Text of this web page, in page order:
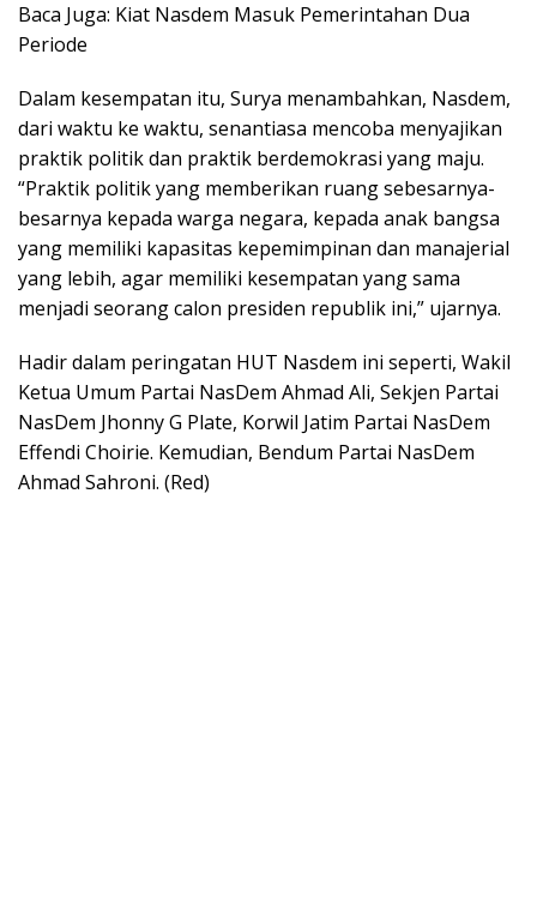
Baca Juga: Kiat Nasdem Masuk Pemerintahan Dua
Periode
Dalam kesempatan itu, Surya menambahkan, Nasdem,
dari waktu ke waktu, senantiasa mencoba menyajikan
praktik politik dan praktik berdemokrasi yang maju.
“Praktik politik yang memberikan ruang sebesarnya-
besarnya kepada warga negara, kepada anak bangsa
yang memiliki kapasitas kepemimpinan dan manajerial
yang lebih, agar memiliki kesempatan yang sama
menjadi seorang calon presiden republik ini,” ujarnya.
Hadir dalam peringatan HUT Nasdem ini seperti, Wakil
Ketua Umum Partai NasDem Ahmad Ali, Sekjen Partai
NasDem Jhonny G Plate, Korwil Jatim Partai NasDem
Effendi Choirie. Kemudian, Bendum Partai NasDem
Ahmad Sahroni. (Red)